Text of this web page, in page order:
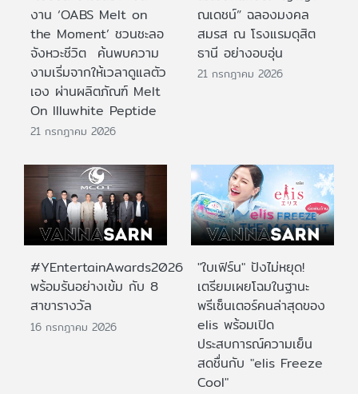
งาน ‘OABS Melt on
the Moment’ ชวนชะลอ
จังหวะชีวิต ค้นพบความ
งามเริ่มจากให้เวลาดูแลตัว
เอง ผ่านผลิตภัณฑ์ Melt
On Illuwhite Peptide
21 กรกฎาคม 2026
ณเดชน์” ฉลองมงคล
สมรส ณ โรงแรมดุสิต
ธานี อย่างอบอุ่น
21 กรกฎาคม 2026
#YEntertainAwards2026
พร้อมรันอย่างเข้ม กับ 8
สาขารางวัล
16 กรกฎาคม 2026
"ใบเฟิร์น" ปังไม่หยุด!
เตรียมเผยโฉมในฐานะ
พรีเซ็นเตอร์คนล่าสุดของ
elis พร้อมเปิด
ประสบการณ์ความเย็น
สดชื่นกับ "elis Freeze
Cool"